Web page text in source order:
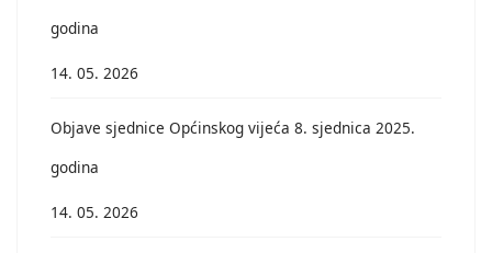
godina
14. 05. 2026
Objave sjednice Općinskog vijeća 8. sjednica 2025.
godina
14. 05. 2026